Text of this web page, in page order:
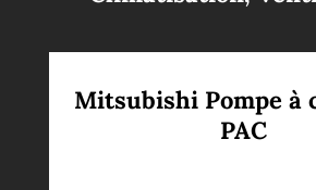
Mitsubishi Pompe à
PAC